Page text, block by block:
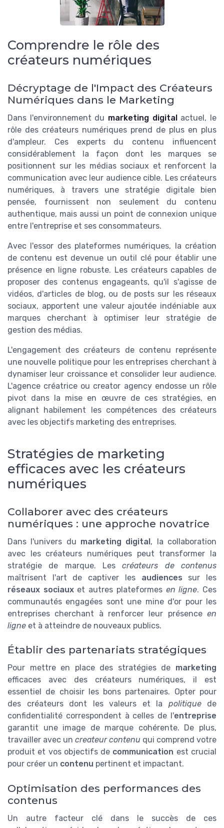
Comprendre le rôle des
créateurs numériques
Décryptage de l'Impact des Créateurs
Numériques dans le Marketing
Dans l'environnement du marketing digitalactuel, le
rôle des créateurs numériques prend de plus en plus
d'ampleur. Ces experts du contenu influencent
considérablement la façon dont les marques se
positionnent sur les médias sociaux et renforcent la
communication avec leur audience cible. Les créateurs
numériques, à travers une stratégie digitale bien
pensée, fournissent non seulement du contenu
authentique, mais aussi un point de connexion unique
entre l'entreprise et ses consommateurs.
Avec l'essor des plateformes numériques, la création
de contenu est devenue un outil clé pour établir une
présence en ligne robuste. Les créateurs capables de
proposer des contenus engageants, qu'il s'agisse de
vidéos, d'articles de blog, ou de posts sur les réseaux
sociaux, apportent une valeur ajoutée indéniable aux
marques cherchant à optimiser leur stratégie de
gestion des médias.
L'engagement des créateurs de contenu représente
une nouvelle politique pour les entreprises cherchant à
dynamiser leur croissanceet consolider leur audience.
L'agence créatrice ou creator agencyendosse un rôle
pivot dans la mise en œuvre de ces stratégies, en
alignant habilement les compétences des créateurs
avec les objectifs marketing des entreprises.
Stratégies de marketing
efficaces avec les créateurs
numériques
Collaborer avec des créateurs
numériques : une approche novatrice
Dans l'univers du marketing digital, la collaboration
avec les créateurs numériques peut transformer la
stratégie de marque. Lescréateurs de contenus
maîtrisent l'art de captiver les audiences sur les
réseaux sociauxet autres plateformes en ligne. Ces
communautés engagées sont une mine d'or pour les
entreprises cherchant à renforcer leur présence en
ligne et à atteindre de nouveaux publics.
Établir des partenariats stratégiques
Pour mettre en place des stratégies de marketing
efficaces avec des créateurs numériques, il est
essentiel de choisir les bons partenaires. Opter pour
des créateurs dont les valeurs et la politiquede
confidentialité correspondent à celles de l'entreprise
garantit une image de marque cohérente. De plus,
travailler avec un createur contenu qui comprend votre
produit et vos objectifs de communication est crucial
pour créer un contenu pertinent et impactant.
Optimisation des performances des
contenus
Un autre facteur clé dans le succès de ces